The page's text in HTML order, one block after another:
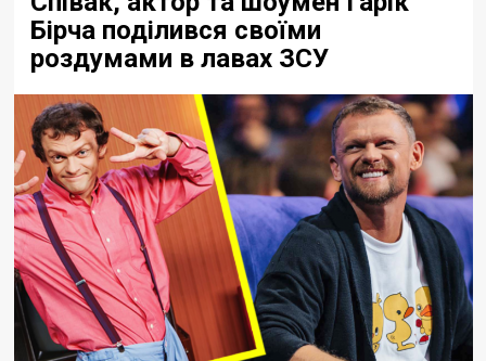
Бірча поділився своїми
роздумами в лавах ЗСУ